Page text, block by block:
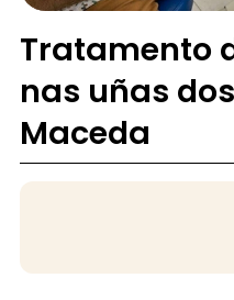
Tratamento
nas uñas
Maceda